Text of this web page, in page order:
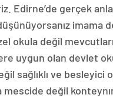
Edirne’de gerçek
imama
okula değil mevcutları
uygun olan devlet
sağlıklı ve besleyici
mescide değil